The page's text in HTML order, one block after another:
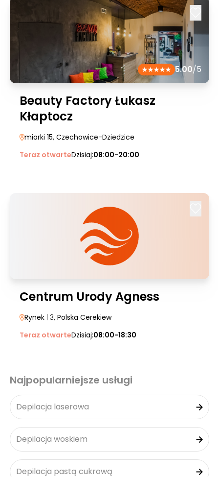
5.00/5
Beauty Factory Łukasz
Kłaptocz
miarki 15, Czechowice-Dziedzice
Teraz otwarteDzisiaj:08:00-20:00
Centrum Urody Agness
Rynek | 3, Polska Cerekiew
Teraz otwarteDzisiaj:08:00-18:30
Najpopularniejsze usługi
Depilacja laserowa
Depilacja woskiem
Depilacja pastą cukrową